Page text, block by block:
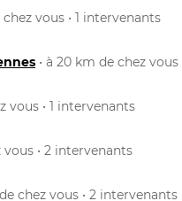
chez vous • 1 intervenants
• à 20 km de chez vous
vous • 1 intervenants
vous • 2 intervenants
chez vous • 2 intervenants